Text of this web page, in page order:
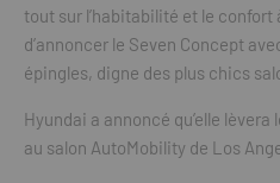
tout sur l’habitabilité et le confort
d’annoncer le Seven Concept
épingles, digne des plus chics
Hyundai a annoncé qu’elle
au salon AutoMobility de Los